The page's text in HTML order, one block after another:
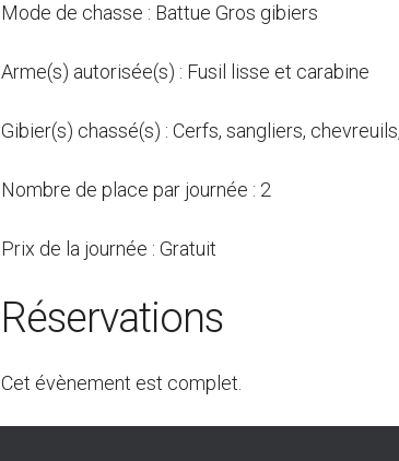
Mode de chasse : Battue Gros gibiers
Arme(s) autorisée(s) : Fusil lisse et carabine
Gibier(s) chassé(s) : Cerfs, sangliers,
Nombre de place par journée : 2
Prix de la journée : Gratuit
Réservations
Cet évènement est complet.